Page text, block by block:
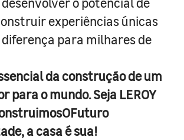
experiências únicas
para milhares de
da construção de um
para o mundo. Seja LEROY
a casa é sua!